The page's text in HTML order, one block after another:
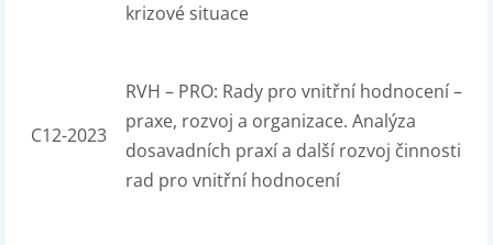
krizové situace
C12-2023
RVH – PRO: Rady pro vnitřní hodnocení –
praxe, rozvoj a organizace. Analýza
dosavadních praxí a další rozvoj činnosti
rad pro vnitřní hodnocení